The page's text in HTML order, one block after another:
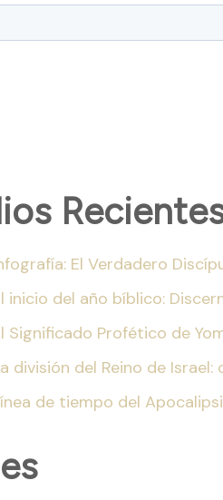
El Verdadero
inicio del año bíblico:
Significado Profético de
división del Reino de
de tiempo del